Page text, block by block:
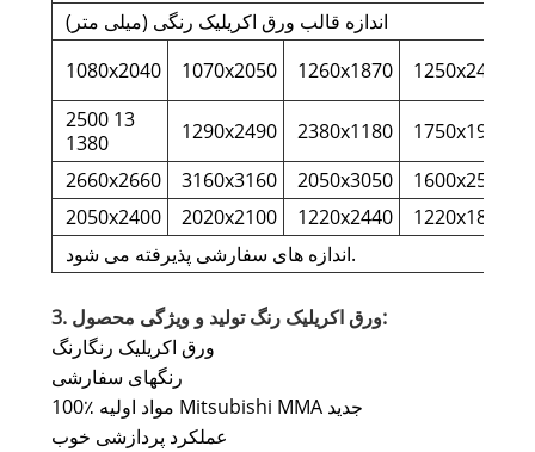
اندازه قالب ورق اکریلیک رنگی (میلی متر)
1080x2040
1070x2050 1260x1870 1250x2470
2500 13
1380
1290x2490 2380x1180 1750x1950
2660x2660
3160x3160 2050x3050 1600x2560
2050x2400
2020x2100 1220x2440 1220x1830
اندازه های سفارشی پذیرفته می شود.
3. ورق اکریلیک رنگ تولید و ویژگی محصول:
ورق اکریلیک رنگارنگ
رنگهای سفارشی
100٪ مواد اولیه Mitsubishi MMA جدید
عملکرد پردازشی خوب